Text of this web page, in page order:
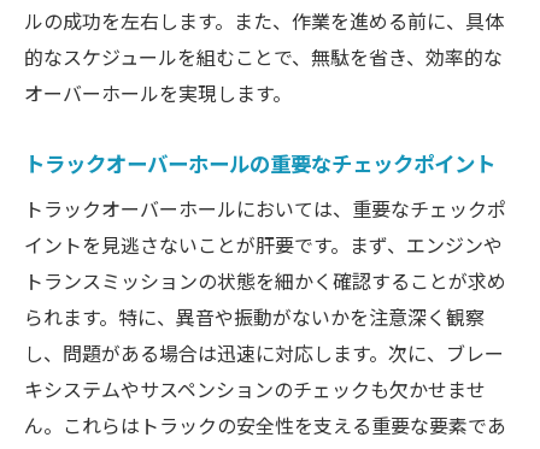
ルの成功を左右します。また、作業を進める前に、具体
的なスケジュールを組むことで、無駄を省き、効率的な
オーバーホールを実現します。
トラックオーバーホールの重要なチェックポイント
トラックオーバーホールにおいては、重要なチェックポ
イントを見逃さないことが肝要です。まず、エンジンや
トランスミッションの状態を細かく確認することが求め
られます。特に、異音や振動がないかを注意深く観察
し、問題がある場合は迅速に対応します。次に、ブレー
キシステムやサスペンションのチェックも欠かせませ
ん。これらはトラックの安全性を支える重要な要素であ